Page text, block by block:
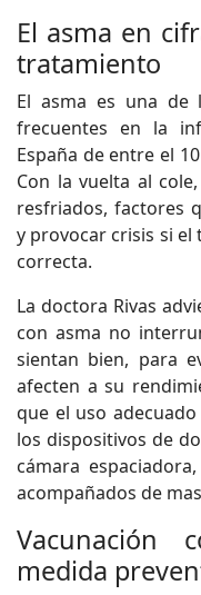
El asma en
tratamiento
El asma es una de
frecuentes en la
España de entre el
Con la vuelta al
resfriados, factores
y provocar crisis si
correcta.
La doctora Rivas
con asma no
sientan bien, para
afecten a su
que el uso
los dispositivos de
cámara
acompañados de
Vacunación
medida